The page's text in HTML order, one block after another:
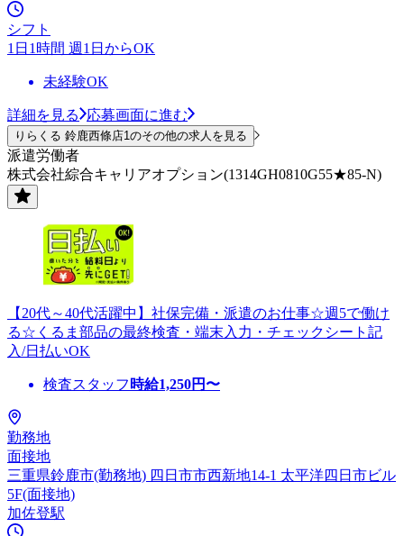
シフト
1日1時間 週1日からOK
未経験OK
詳細を見る 応募画面に進む
りらくる 鈴鹿西條店1のその他の求人を見る
派遣労働者
株式会社綜合キャリアオプション(1314GH0810G55★85-N)
【20代～40代活躍中】社保完備・派遣のお仕事☆週5で働け
る☆くるま部品の最終検査・端末入力・チェックシート記
入/日払いOK
検査スタッフ 時給1,250円〜
勤務地
面接地
三重県鈴鹿市(勤務地) 四日市市西新地14-1 太平洋四日市ビル
5F(面接地)
加佐登駅